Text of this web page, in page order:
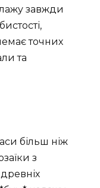
завжди
точних
та
більш ніж
з